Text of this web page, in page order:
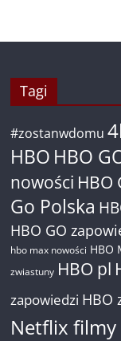
Tagi
#zostanwdomu
HBO HBO
nowości HBO
Go Polska
HBO GO
hbo max nowości HBO
zwiastuny HBO pl
zapowiedzi HBO
Netflix filmy